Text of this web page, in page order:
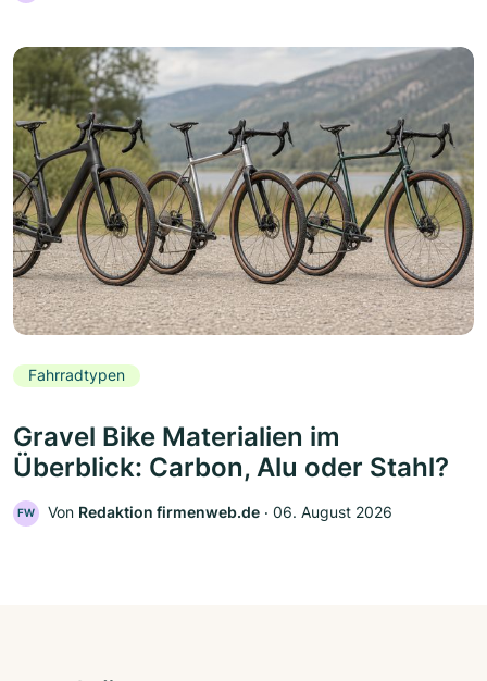
Fahrradtypen
Gravel Bike Materialien im
Überblick: Carbon, Alu oder Stahl?
FW Von Redaktion firmenweb.de ‧ 06. August 2026